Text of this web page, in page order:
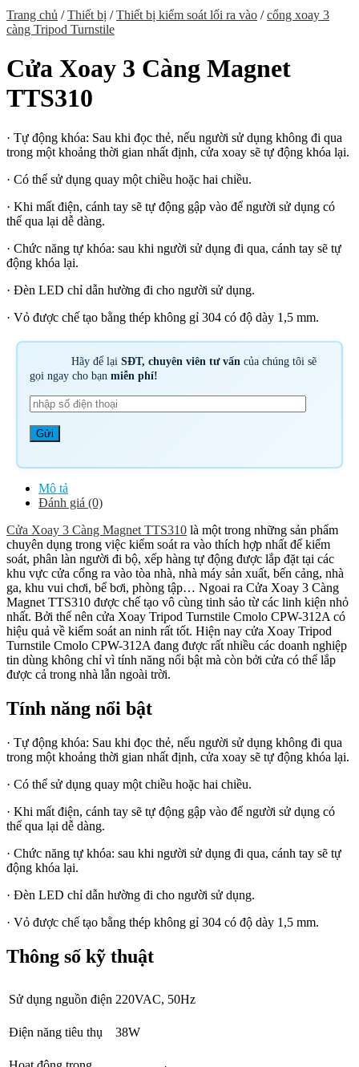
Trang chủ / Thiết bị / Thiết bị kiểm soát lối ra vào / cổng xoay 3
càng Tripod Turnstile
Cửa Xoay 3 Càng Magnet
TTS310
· Tự động khóa: Sau khi đọc thẻ, nếu người sử dụng không đi qua
trong một khoảng thời gian nhất định, cửa xoay sẽ tự động khóa lại.
· Có thể sử dụng quay một chiều hoặc hai chiều.
· Khi mất điện, cánh tay sẽ tự động gập vào để người sử dụng có
thể qua lại dễ dàng.
· Chức năng tự khóa: sau khi người sử dụng đi qua, cánh tay sẽ tự
động khóa lại.
· Đèn LED chỉ dẫn hường đi cho người sử dụng.
· Vỏ được chế tạo bằng thép không gỉ 304 có độ dày 1,5 mm.
Hãy để lạiSĐT, chuyên viên tư vấncủa chúng tôi sẽ
gọi ngay cho bạn miễn phí!
Mô tả
Đánh giá (0)
Cửa Xoay 3 Càng Magnet TTS310 là một trong những sản phẩm
chuyên dụng trong việc kiểm soát ra vào thích hợp nhất để kiểm
soát, phân làn người đi bộ, xếp hàng tự động được lắp đặt tại các
khu vực cửa cổng ra vào tòa nhà, nhà máy sản xuất, bến cảng, nhà
ga, khu vui chơi, bể bơi, phòng tập… Ngoai ra Cửa Xoay 3 Càng
Magnet TTS310 được chế tạo vô cùng tinh sảo từ các linh kiện nhỏ
nhất. Bởi thế nên cửa Xoay Tripod Turnstile Cmolo CPW-312A có
hiệu quả về kiểm soát an ninh rất tốt. Hiện nay cửa Xoay Tripod
Turnstile Cmolo CPW-312A đang được rất nhiều các doanh nghiệp
tin dùng không chỉ vì tính năng nổi bật mà còn bởi cửa có thể lắp
được cả trong nhà lẫn ngoài trời.
Tính năng nổi bật
· Tự động khóa: Sau khi đọc thẻ, nếu người sử dụng không đi qua
trong một khoảng thời gian nhất định, cửa xoay sẽ tự động khóa lại.
· Có thể sử dụng quay một chiều hoặc hai chiều.
· Khi mất điện, cánh tay sẽ tự động gập vào để người sử dụng có
thể qua lại dễ dàng.
· Chức năng tự khóa: sau khi người sử dụng đi qua, cánh tay sẽ tự
động khóa lại.
· Đèn LED chỉ dẫn hường đi cho người sử dụng.
· Vỏ được chế tạo bằng thép không gỉ 304 có độ dày 1,5 mm.
Thông số kỹ thuật
Sử dụng nguồn điện 220VAC, 50Hz
Điện năng tiêu thụ 38W